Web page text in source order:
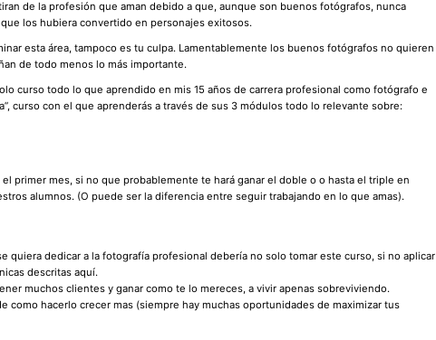
de la profesión que aman debido a que, aunque son buenos fotógrafos, nunca
los hubiera convertido en personajes exitosos.
esta área, tampoco es tu culpa. Lamentablemente los buenos fotógrafos no quieren
de todo menos lo más importante.
curso todo lo que aprendido en mis 15 años de carrera profesional como fotógrafo e
curso con el que aprenderás a través de sus 3 módulos todo lo relevante sobre:
primer mes, si no que probablemente te hará ganar el doble o o hasta el triple en
alumnos. (O puede ser la diferencia entre seguir trabajando en lo que amas).
quiera dedicar a la fotografía profesional debería no solo tomar este curso, si no aplicar
descritas aquí.
muchos clientes y ganar como te lo mereces, a vivir apenas sobreviviendo.
como hacerlo crecer mas (siempre hay muchas oportunidades de maximizar tus